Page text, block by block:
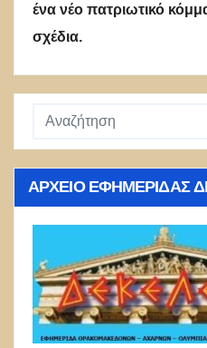
ένα νέο πατριωτικό
σχέδια.
ΑΡΧΕΊΟ ΕΦΗΜΕΡΊΔΑΣ